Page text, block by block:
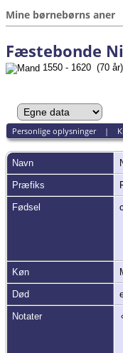
Mine børnebørns aner
Fæstebonde
1550 - 1620 (70 år)
Personlige oplysninger|
Navn
Præfiks
Fødsel
Køn
Død
Notater